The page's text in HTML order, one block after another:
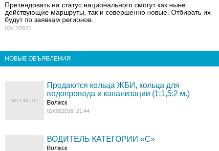
Претендовать на статус национального смогут как ныне
действующие маршруты, так и совершенно новые. Отбирать их
будут по заявкам регионов.
03/12/2021
НОВЫЕ ОБЪЯВЛЕНИЯ
НЕТ ФОТО
Продаются кольца ЖБИ, кольца для
водопровода и канализации (1;1,5;2 м.)
Волжск
02/08/2026, 21:44
ВОДИТЕЛЬ КАТЕГОРИИ «C»
Волжск